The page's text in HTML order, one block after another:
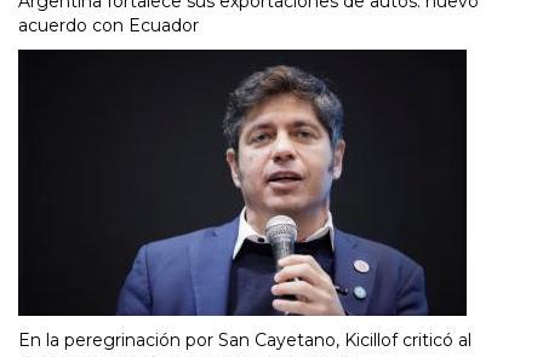
acuerdo con Ecuador
En la peregrinación por San Cayetano, Kicillof criticó al